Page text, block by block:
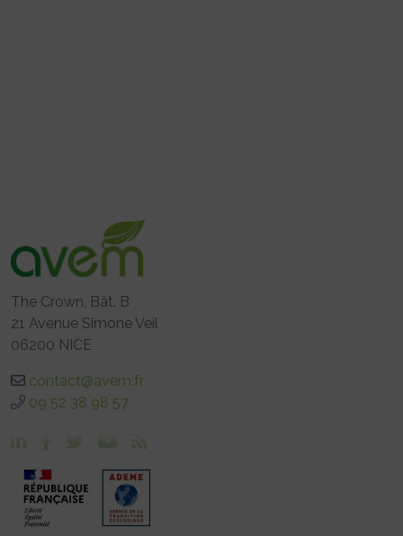
The Crown, Bât. B
21 Avenue Simone Veil
06200 NICE
contact@avem.fr
09 52 38 98 57